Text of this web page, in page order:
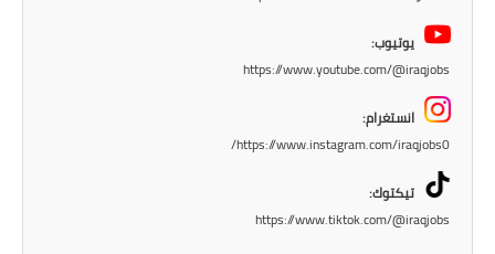
يوتيوب:
https://www.youtube.com/@iraqjobs
انستغرام:
https://www.instagram.com/iraqjobs0/
تيكتوك:
https://www.tiktok.com/@iraqjobs